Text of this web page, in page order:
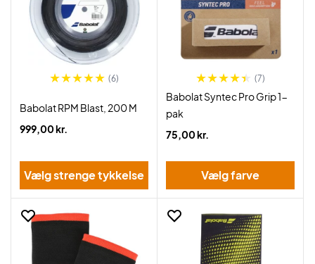
(6)
Babolat RPM Blast, 200 M
999,00 kr.
Vælg strenge tykkelse
(7)
Babolat Syntec Pro Grip 1-
pak
75,00 kr.
Vælg farve